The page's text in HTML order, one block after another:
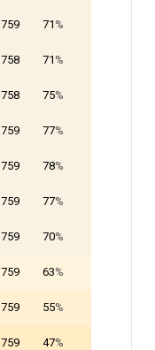
759 71 %
758 71 %
758 75%
759 77%
759 78%
759 77%
759 70%
759 63%
759 55%
759 47%